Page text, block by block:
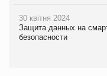
30 квітня 2024
Защита данных на
безопасности